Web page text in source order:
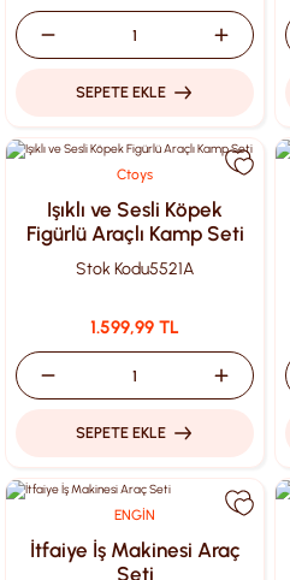
SEPETE EKLE
Ctoys
Işıklı ve Sesli Köpek
Figürlü Araçlı Kamp Seti
Stok Kodu5521A
1.599,99 TL
SEPETE EKLE
ENGİN
İtfaiye İş Makinesi Araç
Seti